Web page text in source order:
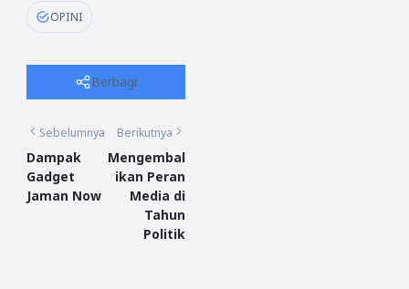
OPINI
Berbagi
Sebelumnya
Dampak
Gadget
Jaman Now
Berikutnya
Mengembal
ikan Peran
Media di
Tahun
Politik